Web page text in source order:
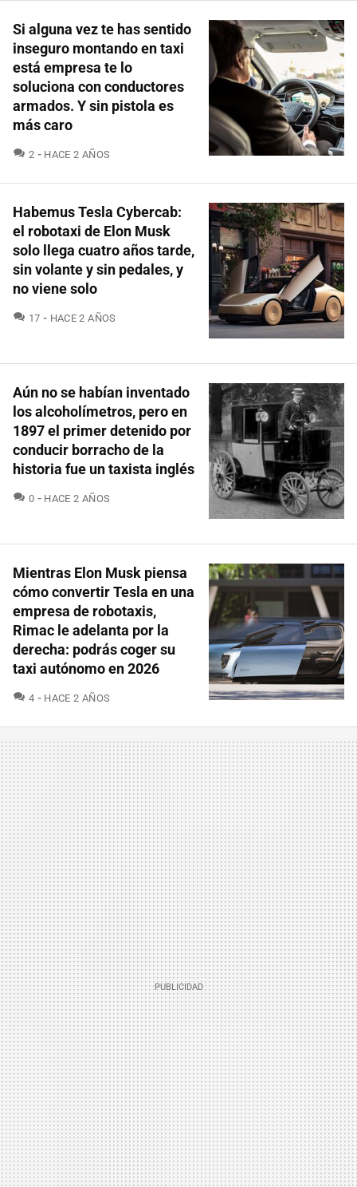
Si alguna vez te has sentido
inseguro montando en taxi
está empresa te lo
soluciona con conductores
armados. Y sin pistola es
más caro
2 COMENTARIOS
HACE 2 AÑOS
Habemus Tesla Cybercab:
el robotaxi de Elon Musk
solo llega cuatro años tarde,
sin volante y sin pedales, y
no viene solo
17 COMENTARIOS
HACE 2 AÑOS
Aún no se habían inventado
los alcoholímetros, pero en
1897 el primer detenido por
conducir borracho de la
historia fue un taxista inglés
0 COMENTARIOS
HACE 2 AÑOS
Mientras Elon Musk piensa
cómo convertir Tesla en una
empresa de robotaxis,
Rimac le adelanta por la
derecha: podrás coger su
taxi autónomo en 2026
4 COMENTARIOS
HACE 2 AÑOS